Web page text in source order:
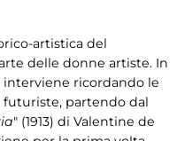
artistica del
delle donne artiste. In
interviene ricordando le
partendo dal
" (1913) di Valentine de